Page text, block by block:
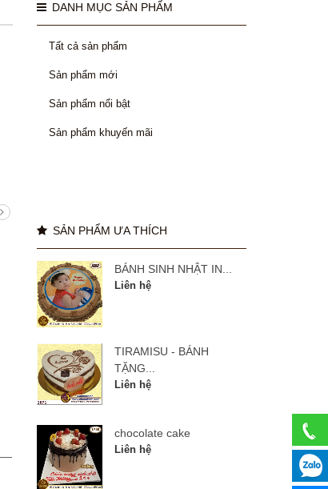
manulife 27 năm
DANH MỤC SẢN PHẨM
Tất cả sản phẩm
Sản phẩm mới
Sản phẩm nổi bật
Sản phẩm khuyến mãi
SẢN PHẨM ƯA THÍCH
BÁNH SINH NHẬT IN...
Liên hệ
TIRAMISU - BÁNH
TẶNG...
Liên hệ
chocolate cake
Liên hệ